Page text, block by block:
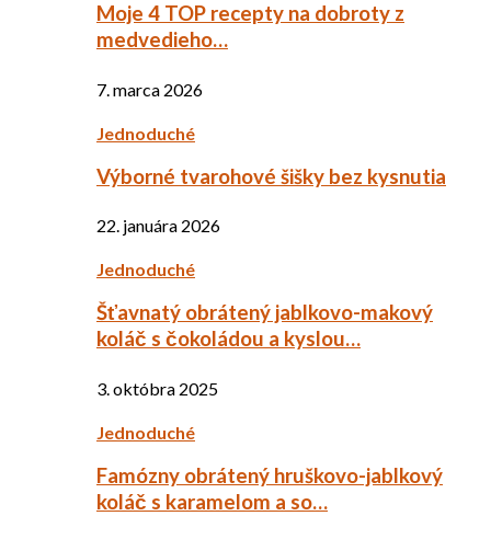
Moje 4 TOP recepty na dobroty z
medvedieho…
7. marca 2026
Jednoduché
Výborné tvarohové šišky bez kysnutia
22. januára 2026
Jednoduché
Šťavnatý obrátený jablkovo-makový
koláč s čokoládou a kyslou…
3. októbra 2025
Jednoduché
Famózny obrátený hruškovo-jablkový
koláč s karamelom a so…